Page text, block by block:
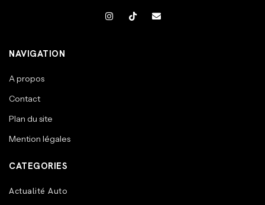
NAVIGATION
A propos
Contact
Plan du site
Mention légales
CATEGORIES
Actualité Auto